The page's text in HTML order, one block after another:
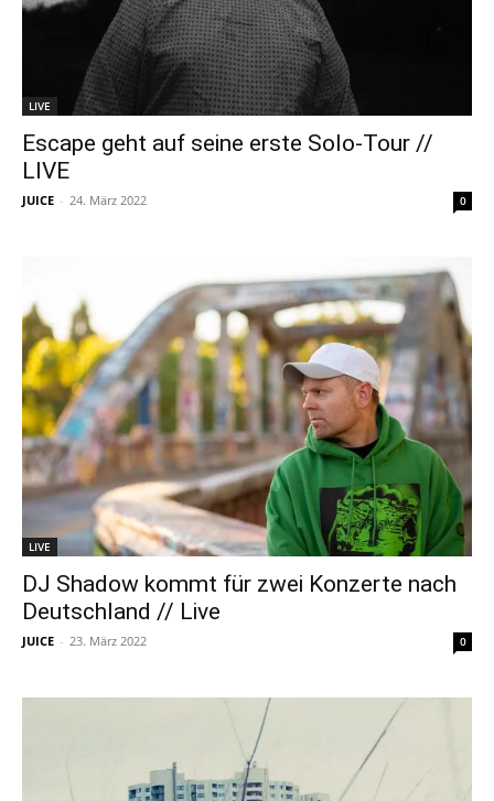
LIVE
Escape geht auf seine erste Solo-Tour //
LIVE
JUICE - 24. März 2022 0
LIVE
DJ Shadow kommt für zwei Konzerte nach
Deutschland // Live
JUICE - 23. März 2022 0